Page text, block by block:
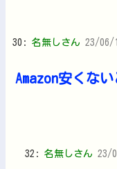
30: 名無しさん 23/06/
Amazon安くな
32: 名無しさん 23/